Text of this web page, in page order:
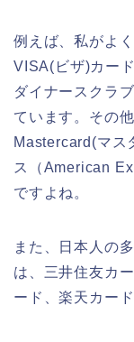
例えば、私がよ
VISA(ビザ)カー
ダイナースクラ
ています。その
Mastercard(マス
ス（American
ですよね。
また、日本人の
は、三井住友カ
ード、楽天カー